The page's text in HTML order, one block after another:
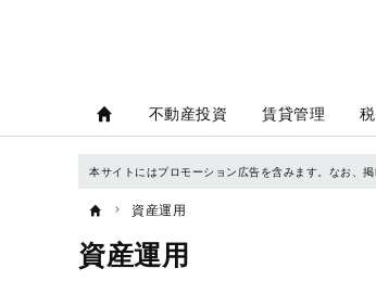
不動産投資 賃貸管理
本サイトにはプロモーション広告を含みます。なお、
資産運用
資産運用